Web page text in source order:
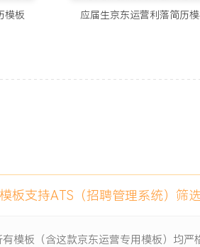
错，DSR评分维持在
访客数不足XXX人，转化率低于行业均值
零引流并实现稳定的日均销售额。
修：根据品牌视觉规范，完成店铺首页框架
模板 应届生京东运营利落简历
板支持ATS（招聘管理系统）筛
模板（含这款京东运营专用模板）均